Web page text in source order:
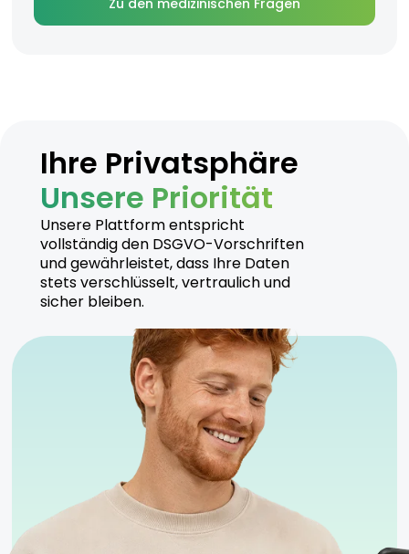
Zu den medizinischen Fragen
Ihre Privatsphäre
Unsere Priorität
Unsere Plattform entspricht
vollständig den DSGVO-Vorschriften
und gewährleistet, dass Ihre Daten
stets verschlüsselt, vertraulich und
sicher bleiben.